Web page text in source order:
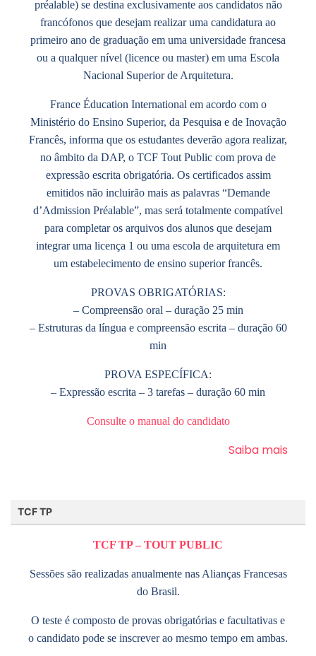
préalable) se destina exclusivamente aos candidatos não
francófonos que desejam realizar uma candidatura ao
primeiro ano de graduação em uma universidade francesa
ou a qualquer nível (licence ou master) em uma Escola
Nacional Superior de Arquitetura.
France Éducation International em acordo com o
Ministério do Ensino Superior, da Pesquisa e de Inovação
Francês, informa que os estudantes deverão agora realizar,
no âmbito da DAP, o TCF Tout Public com prova de
expressão escrita obrigatória. Os certificados assim
emitidos não incluirão mais as palavras “Demande
d’Admission Préalable”, mas será totalmente compatível
para completar os arquivos dos alunos que desejam
integrar uma licença 1 ou uma escola de arquitetura em
um estabelecimento de ensino superior francês.
PROVAS OBRIGATÓRIAS:
– Compreensão oral – duração 25 min
– Estruturas da língua e compreensão escrita – duração 60
min
PROVA ESPECÍFICA:
– Expressão escrita – 3 tarefas – duração 60 min
Consulte o manual do candidato
Saiba mais
TCF TP
TCF TP – TOUT PUBLIC
Sessões são realizadas anualmente nas Alianças Francesas
do Brasil.
O teste é composto de provas obrigatórias e facultativas e
o candidato pode se inscrever ao mesmo tempo em ambas.